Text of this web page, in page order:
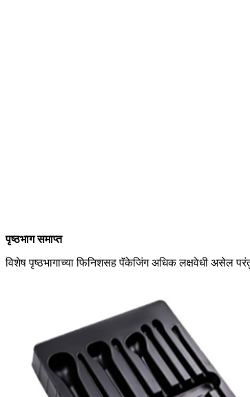
पृष्ठभाग समाप्त
विशेष पृष्ठभागाच्या फिनिशसह पॅकेजिंग अधिक लक्षवेधी असेल